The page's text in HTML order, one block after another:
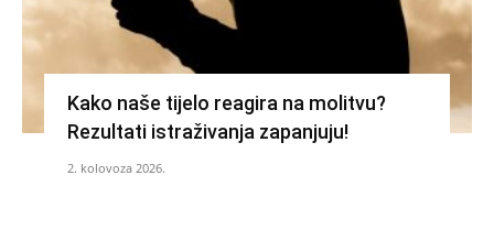
Kako naše tijelo reagira na molitvu?
Rezultati istraživanja zapanjuju!
2. kolovoza 2026.